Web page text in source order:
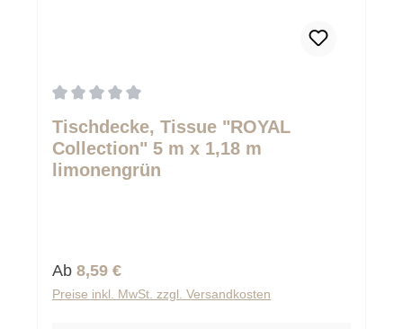
Tischdecke, Tissue "ROYAL
Collection" 5 m x 1,18 m
limonengrün
Regulärer Preis:
Ab 8,59 €
Preise inkl. MwSt. zzgl. Versandkosten